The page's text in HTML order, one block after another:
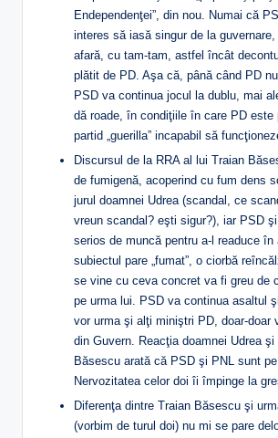
Endependenţei”, din nou. Numai că
interes să iasă singur de la
afară, cu tam-tam, astfel încât
plătit de PD. Aşa că, până când PD nu
PSD va continua jocul la dublu, mai
dă roade, în condiţiile în care PD este
partid „guerilla” incapabil să
Discursul de la RRA al lui Traian
de fumigenă, acoperind cu fum dens
jurul doamnei Udrea (scandal, ce
vreun scandal? eşti sigur?), iar PSD
serios de muncă pentru a-l readuce în
subiectul pare „fumat”, o ciorbă
se vine cu ceva concret va fi greu de
pe urma lui. PSD va continua asaltul
vor urma şi alţi miniştri PD, doar-doar
din Guvern. Reacţia doamnei Udrea şi
Băsescu arată că PSD şi PNL sunt
Nervozitatea celor doi îi împinge la
Diferenţa dintre Traian Băsescu şi
(vorbim de turul doi) nu mi se pare